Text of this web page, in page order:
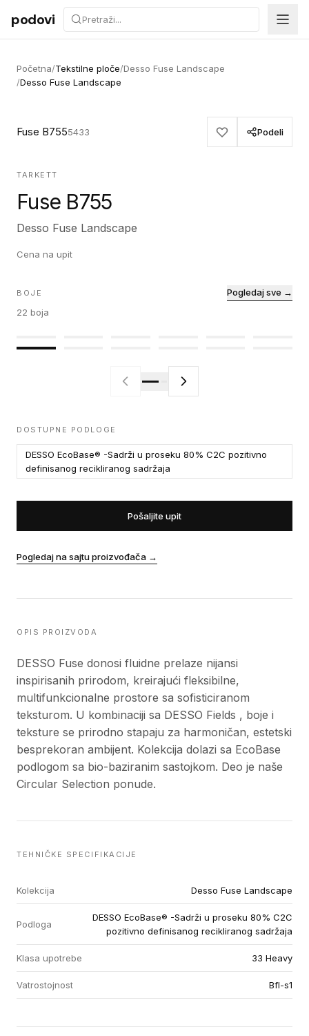
Preskoči na sadržaj
podovi
Početna/Tekstilne ploče/Desso Fuse Landscape
/Desso Fuse Landscape
Fuse B7555433 Podeli
TARKETT
Fuse B755
Desso Fuse Landscape
Cena na upit
BOJE
22 boja
Pogledaj sve →
DOSTUPNE PODLOGE
DESSO EcoBase® -Sadrži u proseku 80% C2C pozitivno
definisanog recikliranog sadržaja
Pošaljite upit
Pogledaj na sajtu proizvođača →
OPIS PROIZVODA
DESSO Fuse donosi fluidne prelaze nijansi
inspirisanih prirodom, kreirajući fleksibilne,
multifunkcionalne prostore sa sofisticiranom
teksturom. U kombinaciji sa DESSO Fields , boje i
teksture se prirodno stapaju za harmoničan, estetski
besprekoran ambijent. Kolekcija dolazi sa EcoBase
podlogom sa bio-baziranim sastojkom. Deo je naše
Circular Selection ponude.
TEHNIČKE SPECIFIKACIJE
Kolekcija Desso Fuse Landscape
Podloga
DESSO EcoBase® -Sadrži u proseku 80% C2C
pozitivno definisanog recikliranog sadržaja
Klasa upotrebe 33 Heavy
Vatrostojnost Bfl-s1